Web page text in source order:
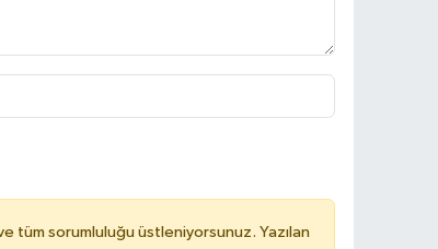
tüm sorumluluğu üstleniyorsunuz. Yazılan